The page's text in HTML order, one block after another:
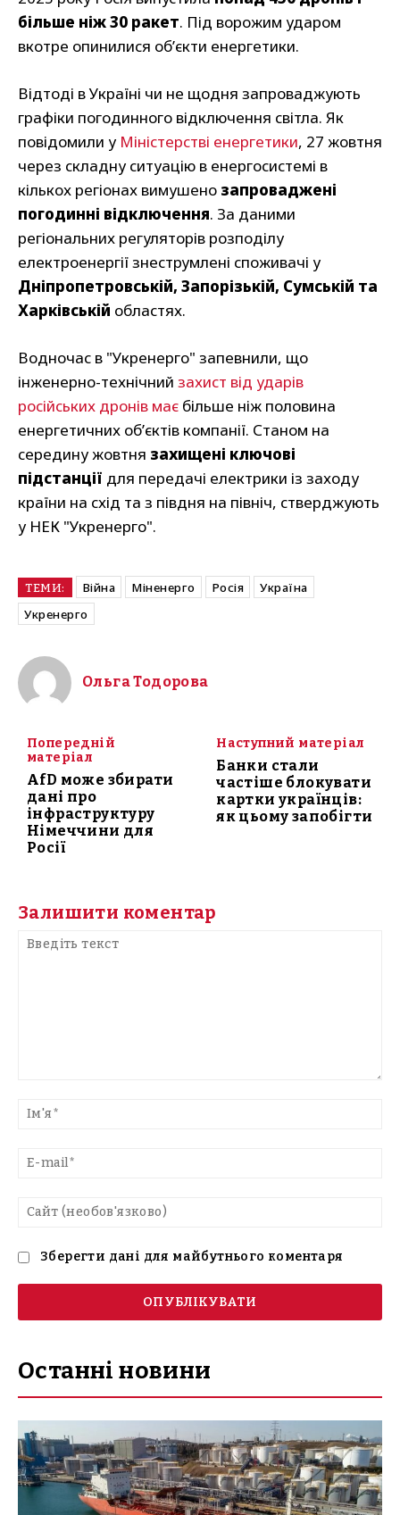
більше ніж 30 ракет. Під ворожим ударом
вкотре опинилися об’єкти енергетики.
Відтоді в Україні чи не щодня запроваджують
графіки погодинного відключення світла. Як
повідомили у Міністерстві енергетики, 27 жовтня
через складну ситуацію в енергосистемі в
кількох регіонах вимушено запроваджені
погодинні відключення. За даними
регіональних регуляторів розподілу
електроенергії знеструмлені споживачі у
Дніпропетровській, Запорізькій, Сумській та
Харківській областях.
Водночас в "Укренерго" запевнили, що
інженерно-технічний захист від ударів
російських дронів має більше ніж половина
енергетичних обʼєктів компанії. Станом на
середину жовтня захищені ключові
підстанції для передачі електрики із заходу
країни на схід та з півдня на північ, стверджують
у НЕК "Укренерго".
ТЕМИ: Війна Міненерго Росія
Україна
Укренерго
Ольга Тодорова
Попередній
матеріал
AfD може збирати
дані про
інфраструктуру
Німеччини для
Росії
Наступний матеріал
Банки стали
частіше блокувати
картки українців:
як цьому запобігти
Залишити коментар
текст
Зберегти дані для майбутнього коментаря
Останні новини